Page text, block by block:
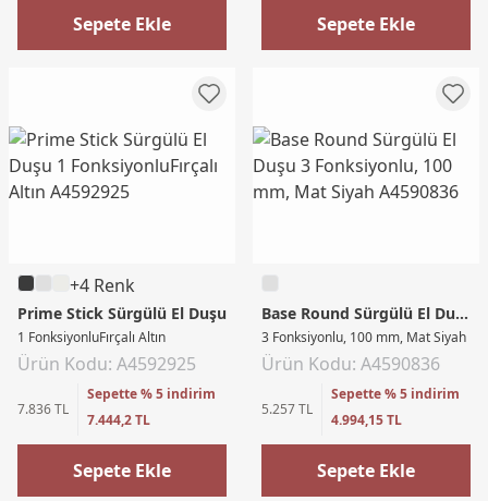
Sepete Ekle Sepete Ekle
+4 Renk
Prime Stick Sürgülü El Duşu
1 FonksiyonluFırçalı Altın
Ürün Kodu: A4592925
7.836 TL
Sepette % 5 indirim
7.444,2 TL
Sepete Ekle
Base Round Sürgülü El Duşu
3 Fonksiyonlu, 100 mm, Mat Siyah
Ürün Kodu: A4590836
5.257 TL
Sepette % 5 indirim
4.994,15 TL
Sepete Ekle